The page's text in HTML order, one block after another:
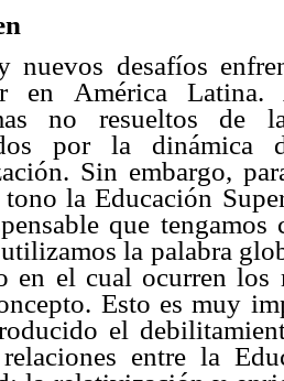
nuevos desafíos
en América Latina.
no resueltos de
por la dinámica
Sin embargo,
la Educación
que tengamos
la palabra
en el cual ocurren
Esto es muy
el
relaciones entre la